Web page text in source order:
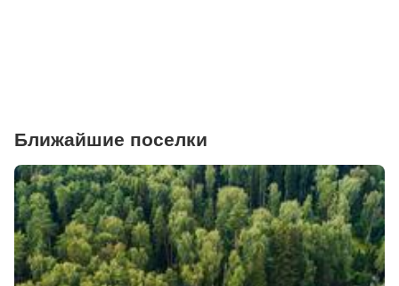
Ближайшие поселки